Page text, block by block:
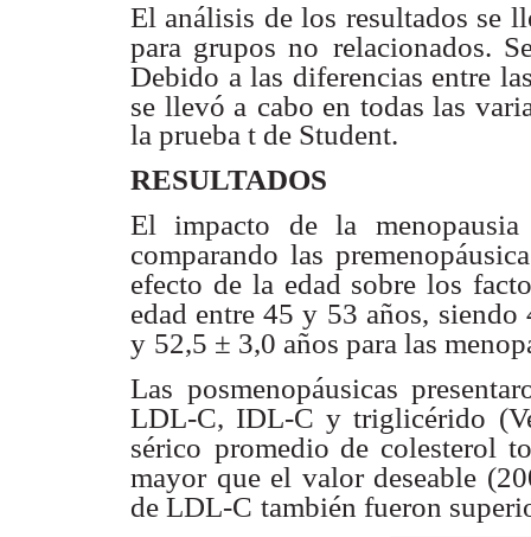
El análisis de los resultados se
para grupos no relacionados.
Debido a las diferencias entre
se llevó a cabo en todas las
la prueba t de Student.
RESULTADOS
El impacto de la
comparando las
efecto de la edad sobre los
edad entre 45 y 53 años, siendo
y 52,5 ± 3,0 años para las
Las posmenopáusicas
LDL-C, IDL-C y triglicérido
sérico promedio de colesterol
mayor que el valor deseable
de LDL-C también fueron